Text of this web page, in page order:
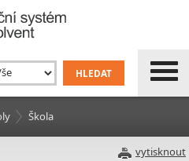
Škola
vytisknout